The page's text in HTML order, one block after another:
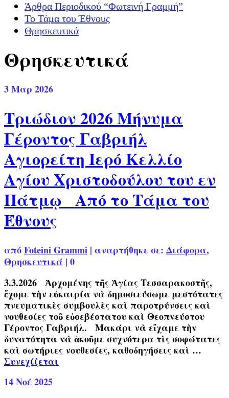
Άρθρα Περιοδικού “Φωτεινή Γραμμή”
Το Τάμα του Έθνους
Θρησκευτικά
Θρησκευτικά
3Μαρ 2026
Τριώδιον 2026 Μήνυμα
Γέροντος Γαβριήλ
Αγιορείτη Ιερό Κελλίο
Αγίου Χριστοδούλου του εν
Πάτμῳ Από το Τάμα του
Έθνους
απόFoteini Grammi | αναρτήθηκε σε:Διάφορα,
Θρησκευτικά | 0
3.3.2026 Ἀρχομένης τῆς Ἁγίας Τεσσαρακοστῆς,
ἔχομε τὴν εὐκαιρία νὰ δημοσιεύσωμε μεστότατες
πνευματικὲς συμβουλὲς καὶ παροτρύνσεις καὶ
νουθεσίες τοῦ εὐσεβέστατου καὶ Θεοπνεύστου
Γέροντος Γαβριήλ. Μακάρι νὰ εἴχαμε τὴν
δυνατότητα νὰ ἀκοῦμε συχνότερα τὶς σοφώτατες
καὶ σωτήριες νουθεσίες, καθοδηγήσεις καὶ …
Συνεχίζεται
14Νοέ 2025